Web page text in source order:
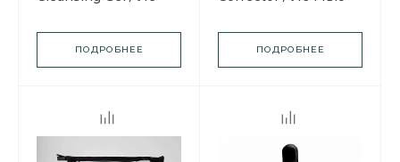
гель Эксфолиант
ПОДРОБНЕЕ
Корректор»
ПОДРОБНЕЕ